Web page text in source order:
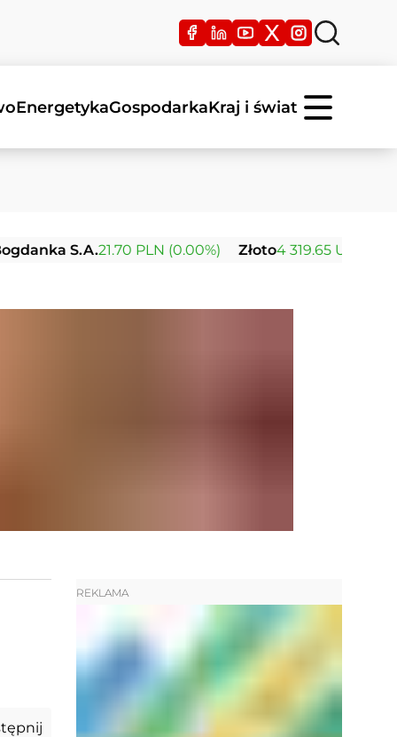
EnergetykaGospodarkaKraj i świat
S.A.21.70 PLN (0.00%) Złoto4 319.65 USD (+1.96%)
REKLAMA